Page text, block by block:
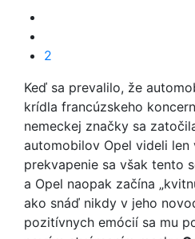
2
Keď sa prevalilo, že
krídla francúzskeho
nemeckej značky sa
automobilov Opel videli len
prekvapenie sa však tento
a Opel naopak začína
ako snáď nikdy v jeho
pozitívnych emócií sa mu